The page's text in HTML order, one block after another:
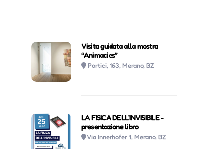
Visita guidata alla mostra
“Animacies”
Portici, 163, Merano, BZ
LA FISICA DELL’INVISIBILE -
presentazione libro
Via Innerhofer 1, Merano, BZ